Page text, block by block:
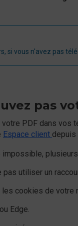
si vous n'avez pas
pas
PDF dans vos
Espace client depuis
impossible,
utiliser un
cookies de votre
Edge.